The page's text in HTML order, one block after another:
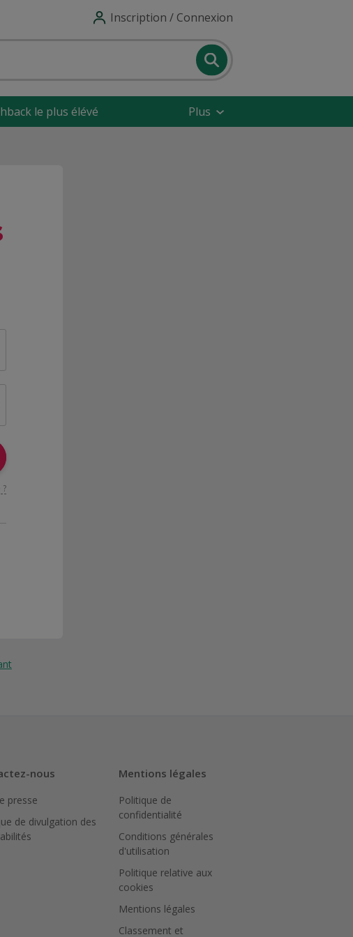
Inscription / Connexion
le plus élévé Plus
nous
presse
de divulgation des
Mentions légales
Politique de
confidentialité
Conditions générales
d'utilisation
Politique relative aux
cookies
Mentions légales
Classement et